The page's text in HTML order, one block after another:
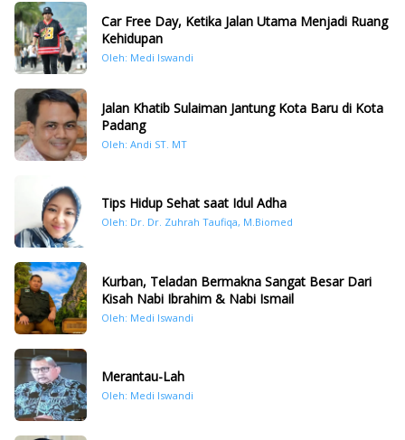
Car Free Day, Ketika Jalan Utama Menjadi Ruang
Kehidupan
Oleh: Medi Iswandi
Jalan Khatib Sulaiman Jantung Kota Baru di Kota
Padang
Oleh: Andi ST. MT
Tips Hidup Sehat saat Idul Adha
Oleh: Dr. Dr. Zuhrah Taufiqa, M.Biomed
Kurban, Teladan Bermakna Sangat Besar Dari
Kisah Nabi Ibrahim & Nabi Ismail
Oleh: Medi Iswandi
Merantau-Lah
Oleh: Medi Iswandi